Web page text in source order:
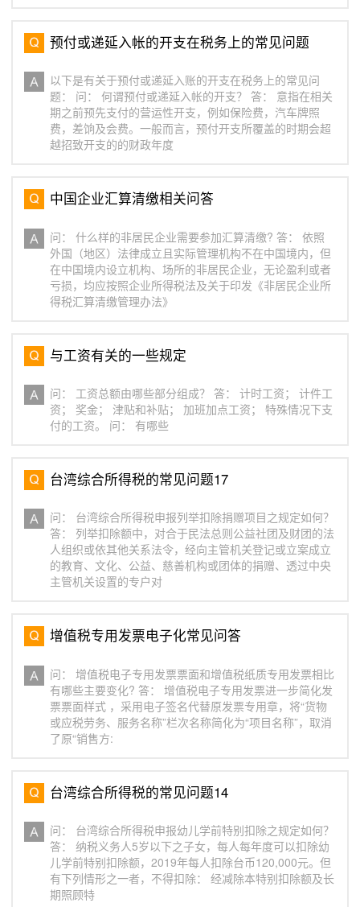
预付或递延入帐的开支在税务上的常见问题
以下是有关于预付或递延入账的开支在税务上的常见问
题： 问： 何谓预付或递延入帐的开支？ 答： 意指在相关
期之前预先支付的营运性开支，例如保险费，汽车牌照
费，差饷及会费。一般而言，预付开支所覆盖的时期会超
越招致开支的的财政年度
中国企业汇算清缴相关问答
问： 什么样的非居民企业需要参加汇算清缴? 答： 依照
外国（地区）法律成立且实际管理机构不在中国境内，但
在中国境内设立机构、场所的非居民企业，无论盈利或者
亏损，均应按照企业所得税法及关于印发《非居民企业所
得税汇算清缴管理办法》
与工资有关的一些规定
问： 工资总额由哪些部分组成？ 答： 计时工资； 计件工
资； 奖金； 津贴和补贴； 加班加点工资； 特殊情况下支
付的工资。 问： 有哪些
台湾综合所得税的常见问题17
问： 台湾综合所得税申报列举扣除捐赠项目之规定如何？
答： 列举扣除额中，对合于民法总则公益社团及财团的法
人组织或依其他关系法令，经向主管机关登记或立案成立
的教育、文化、公益、慈善机构或团体的捐赠、透过中央
主管机关设置的专户对
增值税专用发票电子化常见问答
问： 增值税电子专用发票票面和增值税纸质专用发票相比
有哪些主要变化? 答： 增值税电子专用发票进一步简化发
票票面样式 ，采用电子签名代替原发票专用章，将“货物
或应税劳务、服务名称”栏次名称简化为“项目名称”，取消
了原“销售方:
台湾综合所得税的常见问题14
问： 台湾综合所得税申报幼儿学前特别扣除之规定如何？
答： 纳税义务人5岁以下之子女，每人每年度可以扣除幼
儿学前特别扣除额，2019年每人扣除台币120,000元。但
有下列情形之一者，不得扣除： 经减除本特别扣除额及长
期照顾特